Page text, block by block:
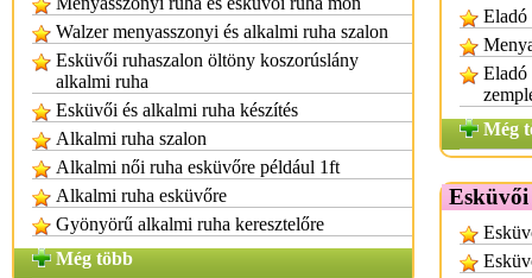
Walzer menyasszonyi és alkalmi ruha szalon
Esküvői ruhaszalon öltöny koszorúslány
alkalmi ruha
Esküvői és alkalmi ruha készítés
Alkalmi ruha szalon
Alkalmi női ruha esküvőre például 1ft
Alkalmi ruha esküvőre
Gyönyörű alkalmi ruha keresztelőre
Még több
Eladó
Eladó
Még
Esküvői